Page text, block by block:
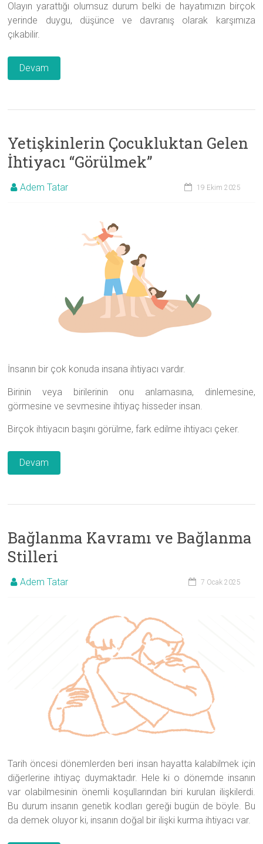
Olayın yarattığı olumsuz durum belki de hayatımızın birçok
yerinde duygu, düşünce ve davranış olarak karşımıza
çıkabilir.
Devam
Yetişkinlerin Çocukluktan Gelen
İhtiyacı “Görülmek”
Adem Tatar 19 Ekim 2025
İnsanın bir çok konuda insana ihtiyacı vardır.
Birinin veya birilerinin onu anlamasına, dinlemesine,
görmesine ve sevmesine ihtiyaç hisseder insan.
Birçok ihtiyacın başını görülme, fark edilme ihtiyacı çeker.
Devam
Bağlanma Kavramı ve Bağlanma
Stilleri
Adem Tatar 7 Ocak 2025
Tarih öncesi dönemlerden beri insan hayatta kalabilmek için
diğerlerine ihtiyaç duymaktadır. Hele ki o dönemde insanın
var olabilmesinin önemli koşullarından biri kurulan ilişkilerdi.
Bu durum insanın genetik kodları gereği bugün de böyle. Bu
da demek oluyor ki, insanın doğal bir ilişki kurma ihtiyacı var.